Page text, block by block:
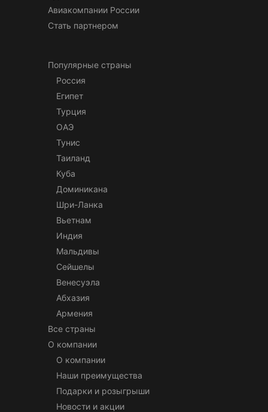
Авиакомпании России
Стать партнером
Популярные страны
Россия
Египет
Турция
ОАЭ
Тунис
Таиланд
Куба
Доминикана
Шри-Ланка
Вьетнам
Индия
Мальдивы
Сейшелы
Венесуэла
Абхазия
Армения
Все страны
О компании
О компании
Наши преимущества
Подарки и розыгрыши
Новости и акции